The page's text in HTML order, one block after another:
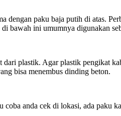
paku baja putih di atas.
bawah ini umumnya digunakan
plastik. Agar plastik pengikat
bisa menembus dinding beton.
anda cek di lokasi, ada paku